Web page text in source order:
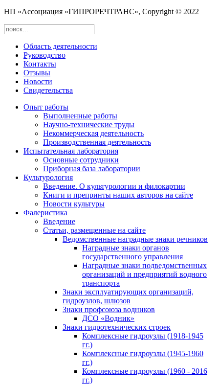
НП «Ассоциация «ГИПРОРЕЧТРАНС», Copyright © 2022
Область деятельности
Руководство
Контакты
Отзывы
Новости
Свидетельства
Опыт работы
Выполненные работы
Научно-технические труды
Некоммерческая деятельность
Производственная деятельность
Испытательная лаборатория
Основные сотрудники
Приборная база лаборатории
Культурология
Введение. О культурологии и филокартии
Книги и препринты наших авторов на сайте
Новости культуры
Фалеристика
Введение
Статьи, размещенные на сайте
Ведомственные наградные знаки речников
Наградные знаки органов
государственного управления
Наградные знаки подведомственных
организаций и предприятий водного
транспорта
Знаки эксплуатирующих организаций,
гидроузлов, шлюзов
Знаки профсоюза водников
ДСО «Водник»
Знаки гидротехнических строек
Комплексные гидроузлы (1918-1945
гг.)
Комплексные гидроузлы (1945-1960
гг.)
Комплексные гидроузлы (1960 - 2016
гг.)